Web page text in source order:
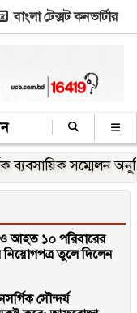
বাংলা টেক্সট কনভার্টার
সম্মেলন অনুষ্ঠিত
আহত ১০ পরিবারের
নিয়োগপত্র তুলে দিলেন
সৌন্দর্য